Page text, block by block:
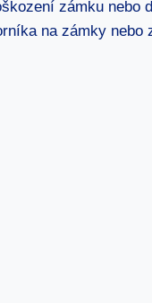
zámku nebo
na zámky